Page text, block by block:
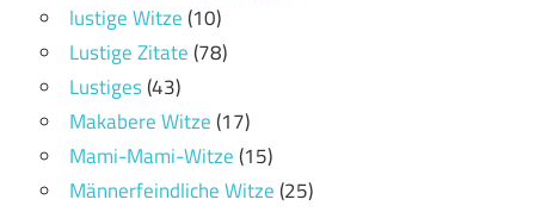
lustige Witze(10)
Lustige Zitate(78)
Lustiges(43)
Makabere Witze(17)
Mami-Mami-Witze(15)
Männerfeindliche Witze(25)